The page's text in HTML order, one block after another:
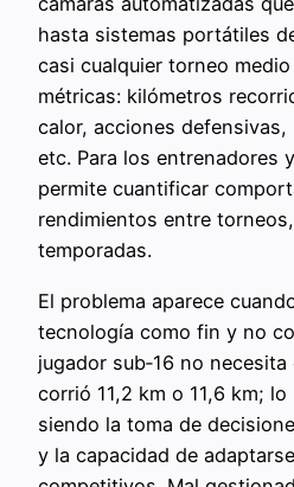
hasta sistemas portátiles
casi cualquier torneo
métricas: kilómetros
calor, acciones
etc. Para los entrenadores
permite cuantificar
rendimientos entre
temporadas.
El problema aparece
tecnología como fin y no
jugador sub‑16 no
corrió 11,2 km o 11,6 km;
siendo la toma de
y la capacidad de